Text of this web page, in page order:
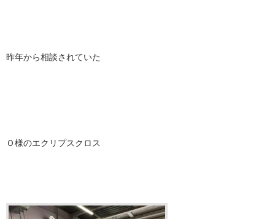
昨年から相談されていた
Ｏ様のエクリプスクロス